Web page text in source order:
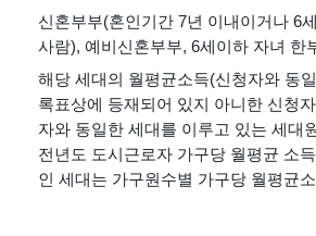
신혼부부(혼인기간 7년 이내이거나 6
사람), 예비신혼부부, 6세이하 자녀 한
해당 세대의 월평균소득(신청자와 동
록표상에 등재되어 있지 아니한 신청
자와 동일한 세대를 이루고 있는 세대
전년도 도시근로자 가구당 월평균 소
인 세대는 가구원수별 가구당 월평균